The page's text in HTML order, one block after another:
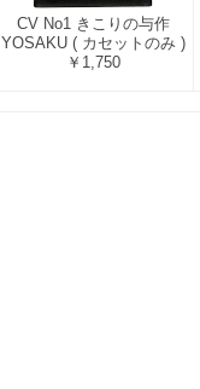
CV No1 きこりの与作
YOSAKU ( カセットのみ )
￥1,750